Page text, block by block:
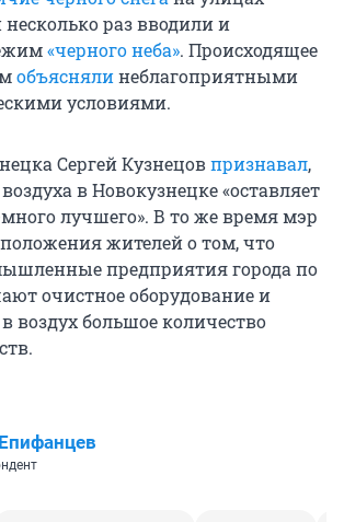
несколько раз вводили и
«черного неба». Происходящее
объяснялинеблагоприятными
условиями.
Сергей Кузнецовпризнавал,
в Новокузнецке «оставляет
лучшего». В то же время мэр
жителей о том, что
предприятия города по
очистное оборудование и
воздух большое количество